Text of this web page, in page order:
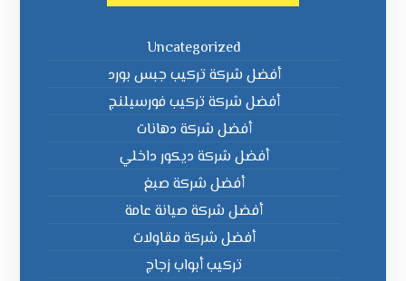
Uncategorized
أفضل شركة تركيب جبس بورد
أفضل شركة تركيب فورسيلنج
أفضل شركة دهانات
أفضل شركة ديكور داخلي
أفضل شركة صبغ
أفضل شركة صيانة عامة
أفضل شركة مقاولات
تركيب أبواب زجاج